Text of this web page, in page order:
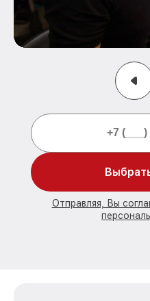
Отправляя, Вы